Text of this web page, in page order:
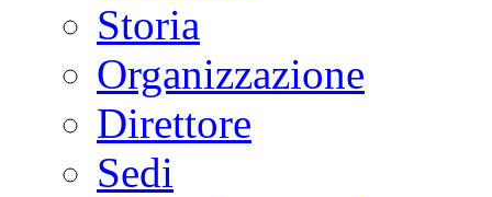
Storia
Organizzazione
Direttore
Sedi